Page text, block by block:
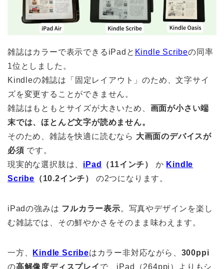
雑誌はカラーで表示できるiPadと Kindle Scribeの同率
1位としました。
Kindleの雑誌は「固定レイアウト」のため、文字サイ
ズを変更することができません。
雑誌はもともとサイズが大きいため、 画面が小さい端
末では、ほとんど文字が読めません。
そのため、雑誌を快適に読むなら 大画面のデバイスが
必須 です。
現実的な選択肢は、 iPad （11インチ） か Kindle
Scribe （10.2インチ） の2つになります。
iPadの強みは フルカラー表示。写真やデザインを楽し
む雑誌では、その鮮やかさをそのまま味わえます。
一方、 Kindle Scribeはカラー非対応ながら、 300ppi
の高解像度ディスプレイ で、iPad（264ppi）よりもシ